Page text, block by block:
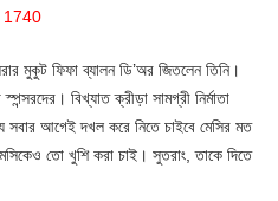
মুকুট ফিফা ব্যালন ডি’অর জিতলেন তিনি।
বিখ্যাত ক্রীড়া সামগ্রী নির্মাতা
সবার আগেই দখল করে নিতে চাইবে মেসির মত
তো খুশি করা চাই। সুতরাং, তাকে দিতে